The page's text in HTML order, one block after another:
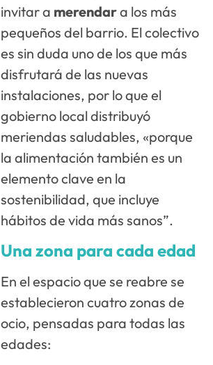
invitar a merendara los más
pequeños del barrio. El colectivo
es sin duda uno de los que más
disfrutará de las nuevas
instalaciones, por lo que el
gobierno local distribuyó
meriendas saludables, «porque
la alimentación también es un
elemento clave en la
sostenibilidad, que incluye
hábitos de vida más sanos”.
Una zona para cada edad
En el espacio que se reabre se
establecieron cuatro zonas de
ocio, pensadas para todas las
edades: